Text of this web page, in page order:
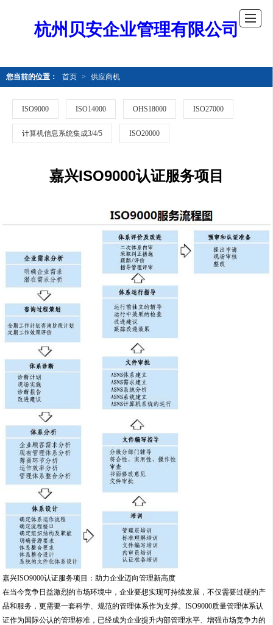
杭州贝安企业管理有限公司
您当前的位置： 首页 > 供应商机
ISO9000 ISO14000 OHS18000 ISO27000
计算机信息系统集成3/4/5 ISO20000
嘉兴ISO9000认证服务项目
嘉兴ISO9000认证服务项目：助力企业迈向管理新高度
在当今竞争日益激烈的市场环境中，企业要想实现可持续发展，不仅需要过硬的产
品和服务，更需要一套科学、规范的管理体系作为支撑。ISO9000质量管理体系认
证作为国际公认的管理标准，已经成为企业提升内部管理水平、增强市场竞争力的